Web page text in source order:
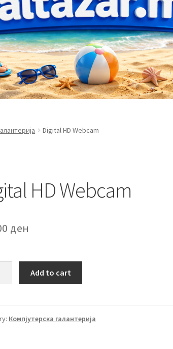
Digital HD Webcam
HD Webcam
ден
Add to cart
Компјутерска галантерија